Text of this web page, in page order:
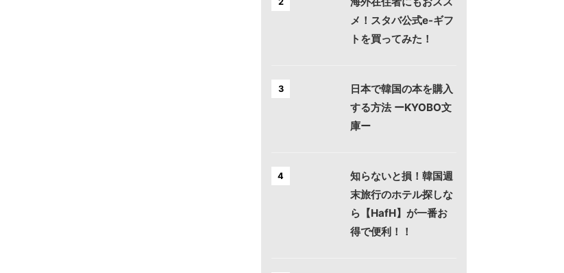
メ！スタバ公式e-ギフ
トを買ってみた！
3
日本で韓国の本を購入
する方法 ーKYOBO文
庫ー
4
知らないと損！韓国週
末旅行のホテル探しな
ら【HafH】が一番お
得で便利！！